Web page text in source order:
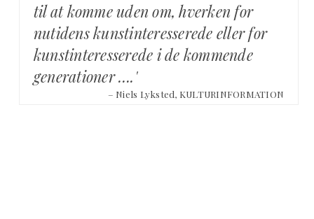
til at komme uden om, hverken for
nutidens kunstinteresserede eller for
kunstinteresserede i de kommende
generationer ….'
– Niels Lyksted, KULTURINFORMATION